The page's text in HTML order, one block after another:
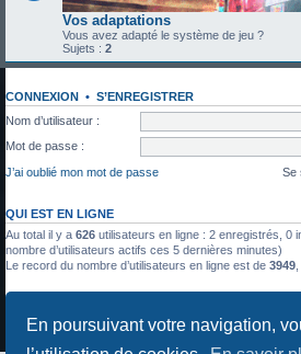
En poursuivant votre navigation,
Vos adaptations
Vous avez adapté le système de jeu ?
Sujets : 2
CONNEXION • S’ENREGISTRER
Nom d’utilisateur :
Mot de passe :
J’ai oublié mon mot de passe
Se
QUI EST EN LIGNE
Au total il y a 626 utilisateurs en ligne : 2 enregistrés, 0
nombre d’utilisateurs actifs ces 5 dernières minutes)
Le record du nombre d’utilisateurs en ligne est de 3949
1336messages • 428sujets •27membres • Le
Julien Moreau